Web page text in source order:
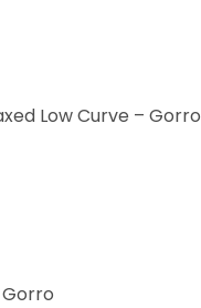
Low Curve – Gorro